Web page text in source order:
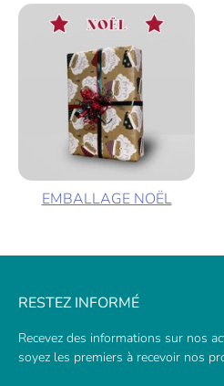
EMBALLAGE NOËL
RESTEZ INFORMÉ
Recevez des informations sur nos
soyez les premiers à recevoir nos